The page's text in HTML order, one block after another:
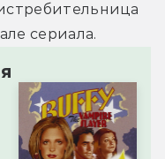
сериала.